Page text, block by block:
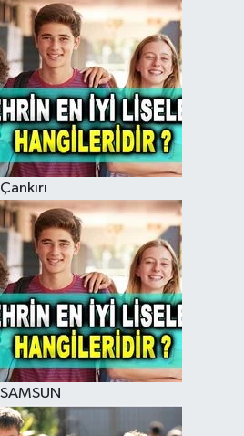
Çankırı
SAMSUN